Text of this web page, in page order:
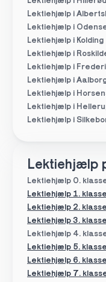
Lektiehjælp i
Lektiehjælp i
Lektiehjælp i Kolding
Lektiehjælp i
Lektiehjælp i
Lektiehjælp i
Lektiehjælp i
Lektiehjælp i
Lektiehjælp i
Lektiehjælp
Lektiehjælp 0.
Lektiehjælp 4.
Lektiehjælp 5. klasse
Lektiehjælp 1. klasse
Lektiehjælp 6. klasse
Lektiehjælp 7.
Lektiehjælp 2. klasse
Lektiehjælp 3. klasse